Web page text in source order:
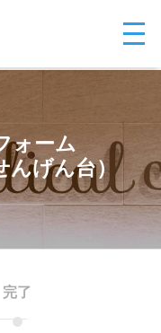
ォーム
んげん台）
完了
●